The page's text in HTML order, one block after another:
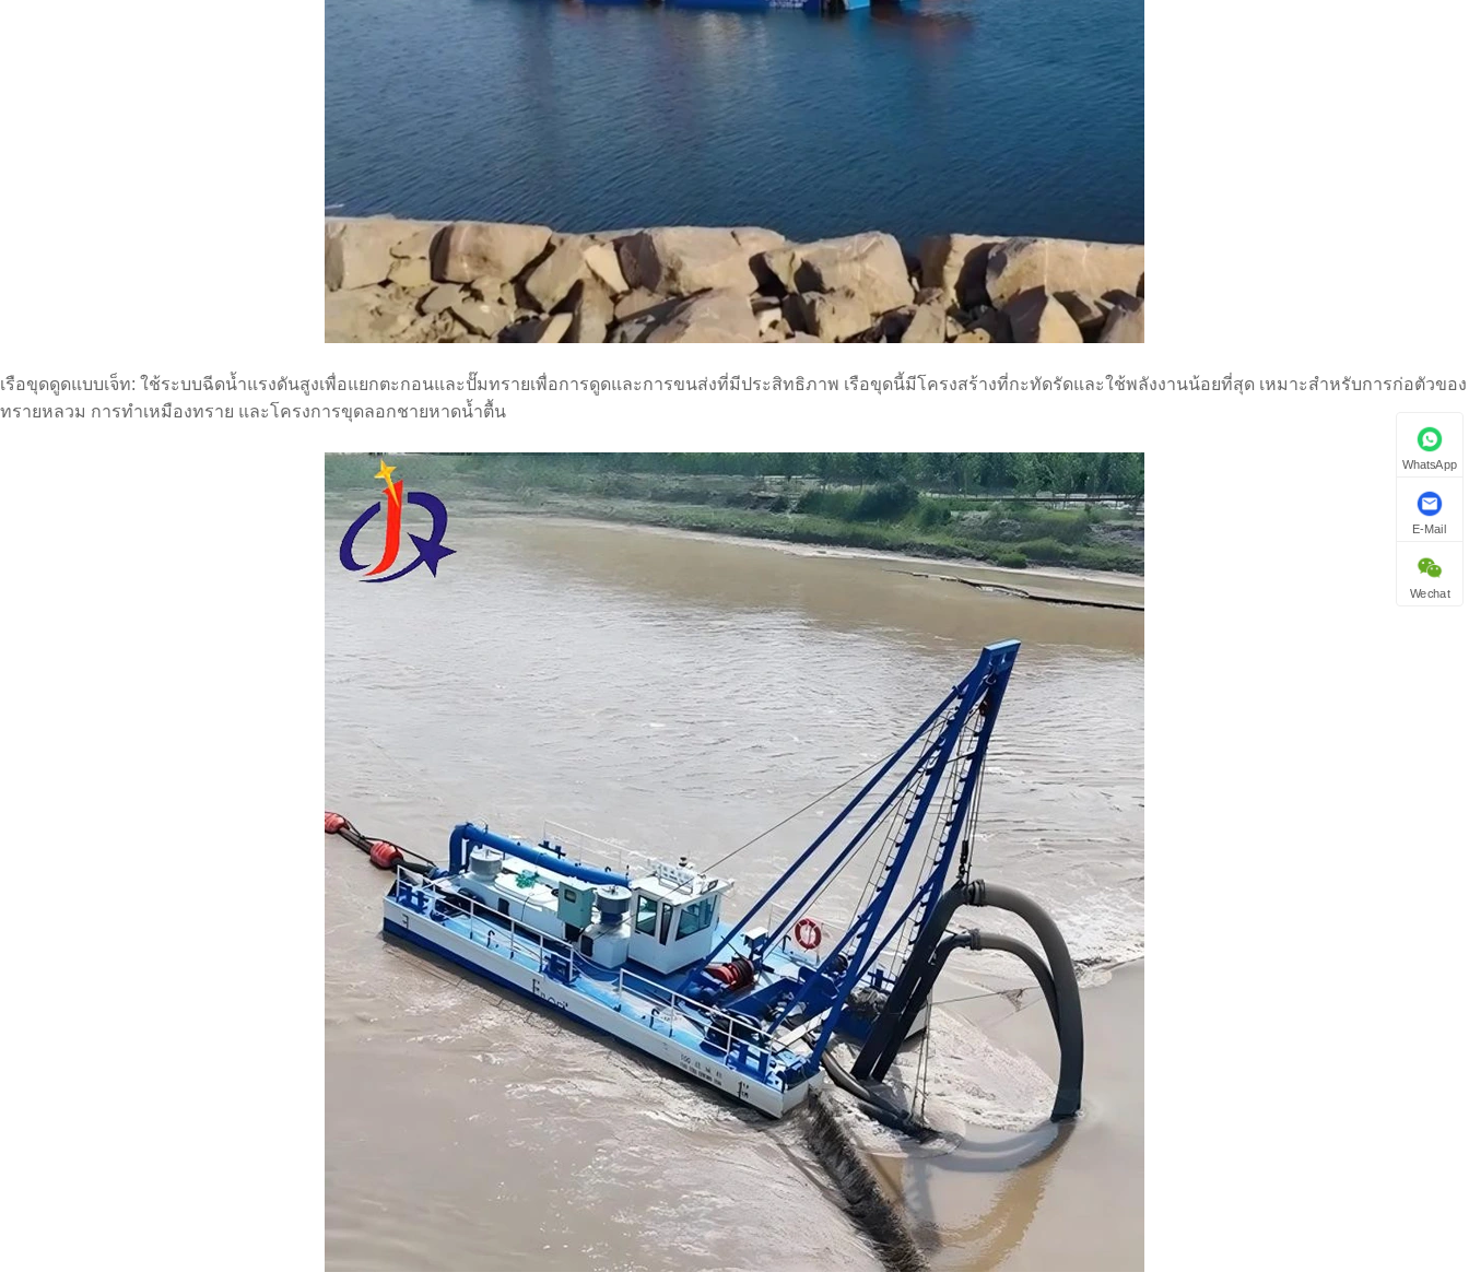
เรือขุดดูดแบบเจ็ท: ใช้ระบบฉีดน้ำแรงดันสูงเพื่อแยกตะกอนและปั๊มทรายเพื่อการดูดและการขนส่งที่มีประสิทธิภาพ เรือขุดนี้มีโครงสร้างที่กะทัดรัดและใช้พลังงานน้อยที่สุด เหมาะสำหรับการก่อตัวของ
ทรายหลวม การทำเหมืองทราย และโครงการขุดลอกชายหาดน้ำตื้น
WhatsApp
E-Mail
Wechat